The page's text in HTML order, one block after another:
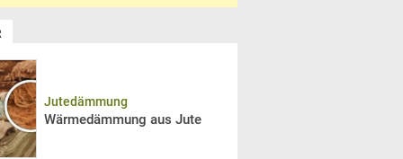
Jutedämmung
Wärmedämmung aus Jute